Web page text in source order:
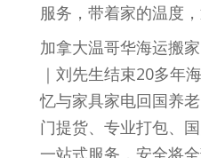
服务，带着家的温度
加拿大温哥华海运搬
｜刘先生结束20多年
忆与家具家电回国养
门提货、专业打包、
一站式服务，安全将